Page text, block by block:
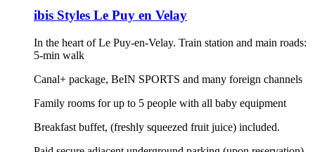
ibis Styles Le Puy en Velay
In the heart of Le Puy-en-Velay. Train station and main roads:
5-min walk
Canal+ package, BeIN SPORTS and many foreign channels
Family rooms for up to 5 people with all baby equipment
Breakfast buffet, (freshly squeezed fruit juice) included.